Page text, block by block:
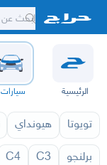
الرئيسية سيارات
تويوتا هيونداي
برلنجو C3
C4